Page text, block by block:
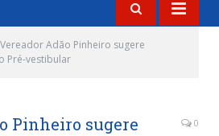
Vereador Adão Pinheiro sugere
Pré-vestibular
Pinheiro sugere
0